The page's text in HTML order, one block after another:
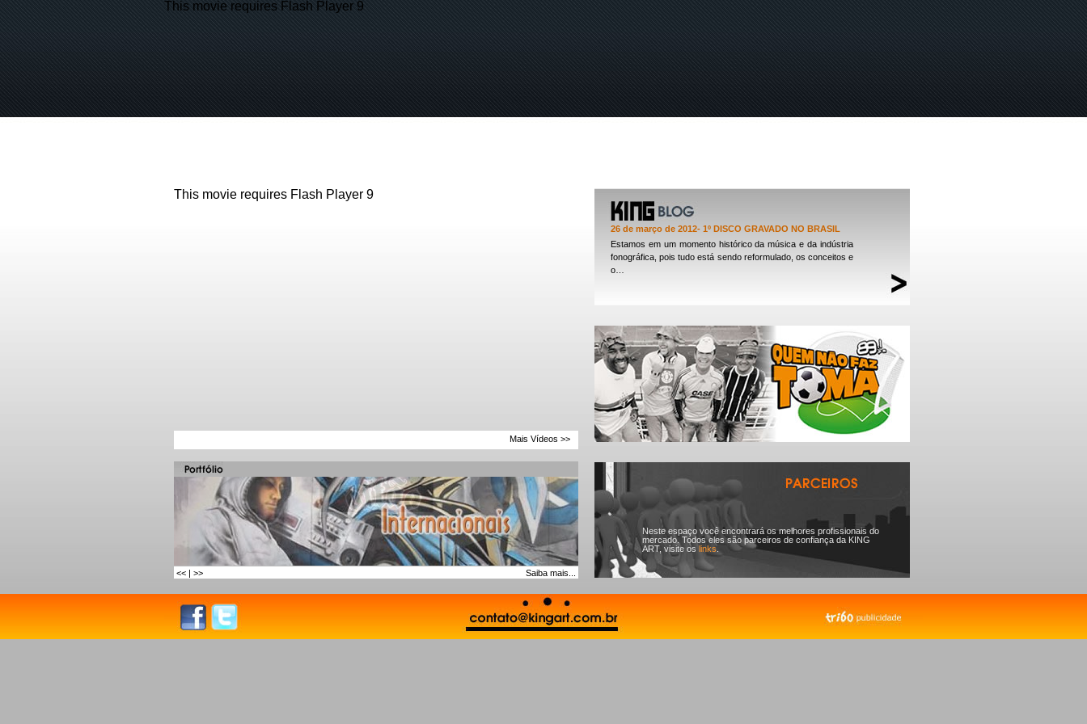
This movie requires Flash Player 9
This movie requires Flash Player 9
Mais Vídeos >>
<< | >> Saiba mais...
26 de março de 2012- 1º DISCO GRAVADO NO BRASIL
Estamos em um momento histórico da música e da indústria
fonográfica, pois tudo está sendo reformulado, os conceitos e
o…
Neste espaço você encontrará os melhores profissionais do
mercado. Todos eles são parceiros de confiança da KING
ART, visite os links